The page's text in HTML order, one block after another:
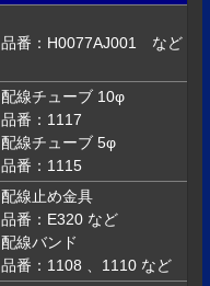
品番：H0077AJ001 など
配線チューブ 10φ
品番：1117
配線チューブ 5φ
品番：1115
配線止め金具
品番：E320 など
配線バンド
品番：1108 、1110 など